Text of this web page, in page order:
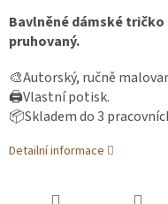
Bavlněné dámské
pruhovaný.
🎨Autorský, ručně
🖨️Vlastní potisk.
📦Skladem do 3
Detailní informace